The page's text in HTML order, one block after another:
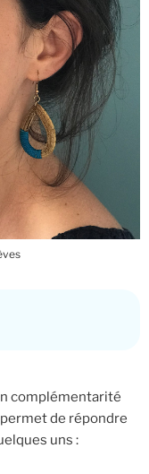
complémentarité
de répondre
uns :